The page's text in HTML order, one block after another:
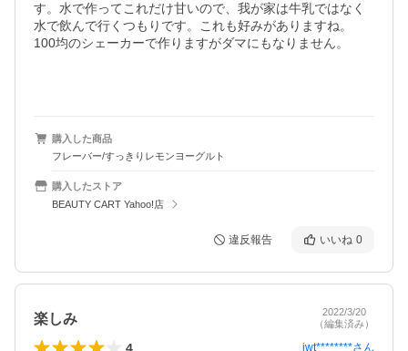
す。水で作ってこれだけ甘いので、我が家は牛乳ではなく
水で飲んで行くつもりです。これも好みがありますね。
100均のシェーカーで作りますがダマにもなりません。
購入した商品
フレーバー/すっきりレモンヨーグルト
購入したストア
BEAUTY CART Yahoo!店
違反報告 いいね 0
楽しみ
2022/3/20
（編集済み）
4 jwt********さん